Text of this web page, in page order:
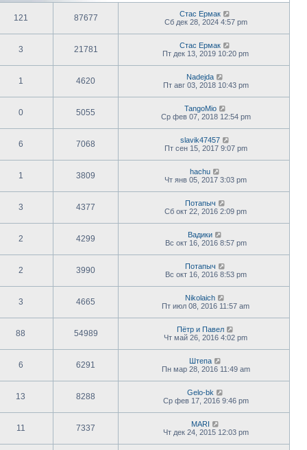
121 87677
Стас Ермак
Сб дек 28, 2024 4:57 pm
3 21781
Стас Ермак
Пт дек 13, 2019 10:20 pm
1 4620
Nadejda
Пт авг 03, 2018 10:43 pm
0 5055
TangoMio
Ср фев 07, 2018 12:54 pm
6 7068
slavik47457
Пт сен 15, 2017 9:07 pm
1 3809
hachu
Чт янв 05, 2017 3:03 pm
3 4377
Потапыч
Сб окт 22, 2016 2:09 pm
2 4299
Вадики
Вс окт 16, 2016 8:57 pm
2 3990
Потапыч
Вс окт 16, 2016 8:53 pm
3 4665
Nikolaich
Пт июл 08, 2016 11:57 am
88 54989
Пётр и Павел
Чт май 26, 2016 4:02 pm
6 6291
Штепа
Пн мар 28, 2016 11:49 am
13 8288
Gelo-bk
Ср фев 17, 2016 9:46 pm
11 7337
MARI
Чт дек 24, 2015 12:03 pm